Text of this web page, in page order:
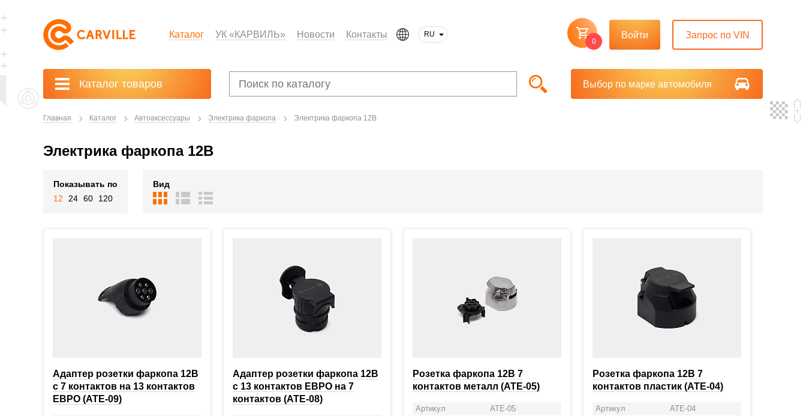
Каталог УК «КАРВИЛЬ» Новости Контакты
RU
0
Войти Запрос по VIN
Каталог товаров Выбор по марке автомобиля
Главная Каталог Автоаксессуары Электрика фаркопа Электрика фаркопа 12В
Электрика фаркопа 12В
Показывать по
12
24 60 120
Вид
Адаптер розетки фаркопа 12В
с 7 контактов на 13 контактов
ЕВРО (ATE-09)
Адаптер розетки фаркопа 12В
с 13 контактов ЕВРО на 7
контактов (ATE-08)
Розетка фаркопа 12В 7
контактов металл (ATE-05)
Артикул ATE-05
Розетка фаркопа 12В 7
контактов пластик (ATE-04)
Артикул ATE-04